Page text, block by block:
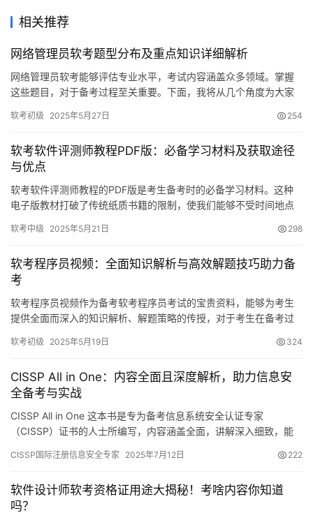
相关推荐
网络管理员软考题型分布及重点知识详细解析
网络管理员软考能够评估专业水平，考试内容涵盖众多领域。掌握
这些题目，对于备考过程至关重要。下面，我将从几个角度为大家
软考初级 2025年5月27日 254
软考软件评测师教程PDF版：必备学习材料及获取途径
与优点
软考软件评测师教程的PDF版是考生备考时的必备学习材料。这种
电子版教材打破了传统纸质书籍的限制，使我们能够不受时间地点
软考中级 2025年5月21日 298
软考程序员视频：全面知识解析与高效解题技巧助力备
考
软考程序员视频作为备考软考程序员考试的宝贵资料，能够为考生
提供全面而深入的知识解析、解题策略的传授，对于考生在备考过
软考初级 2025年5月19日 324
CISSP All in One：内容全面且深度解析，助力信息安
全备考与实战
CISSP All in One 这本书是专为备考信息系统安全认证专家
（CISSP）证书的人士所编写，内容涵盖全面，讲解深入细致，能
CISSP国际注册信息安全专家 2025年7月12日 222
软件设计师软考资格证用途大揭秘！考啥内容你知道
吗？